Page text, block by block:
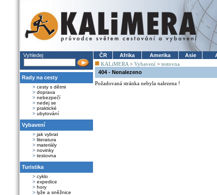
Vyhledej
Rady na cesty
> cesty s dětmi
> doprava
> nebezpečí
> nedej se
> praktické
> ubytování
Vybavení
> jak vybrat
> literatura
> materiály
> novinky
> testovna
Turistika
> cyklo
> expedice
> hory
> lyže a sněžnice
ČR Afrika Amerika Asie
KALiMERA > Vybavení > testovna
404 - Nenalezeno
Požadovaná stránka nebyla nalezena !